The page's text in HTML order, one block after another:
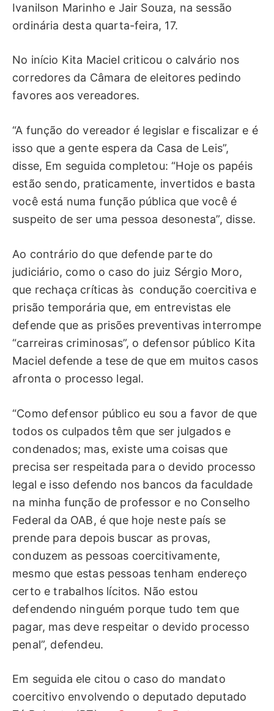
Ivanilson Marinho e Jair Souza, na sessão
ordinária desta quarta-feira, 17.
No início Kita Maciel criticou o calvário nos
corredores da Câmara de eleitores pedindo
favores aos vereadores.
“A função do vereador é legislar e fiscalizar e é
isso que a gente espera da Casa de Leis”,
disse, Em seguida completou: “Hoje os papéis
estão sendo, praticamente, invertidos e basta
você está numa função pública que você é
suspeito de ser uma pessoa desonesta”, disse.
Ao contrário do que defende parte do
judiciário, como o caso do juiz Sérgio Moro,
que rechaça críticas às condução coercitiva e
prisão temporária que, em entrevistas ele
defende que as prisões preventivas interrompe
“carreiras criminosas”, o defensor público Kita
Maciel defende a tese de que em muitos casos
afronta o processo legal.
“Como defensor público eu sou a favor de que
todos os culpados têm que ser julgados e
condenados; mas, existe uma coisas que
precisa ser respeitada para o devido processo
legal e isso defendo nos bancos da faculdade
na minha função de professor e no Conselho
Federal da OAB, é que hoje neste país se
prende para depois buscar as provas,
conduzem as pessoas coercitivamente,
mesmo que estas pessoas tenham endereço
certo e trabalhos lícitos. Não estou
defendendo ninguém porque tudo tem que
pagar, mas deve respeitar o devido processo
penal”, defendeu.
Em seguida ele citou o caso do mandato
coercitivo envolvendo o deputado deputado